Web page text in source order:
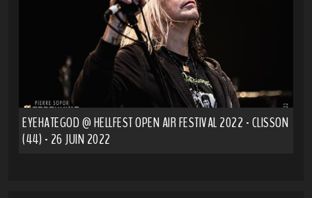
EYEHATEGOD @ HELLFEST OPEN AIR FESTIVAL 2022 - CLISSON
(44) - 26 JUIN 2022